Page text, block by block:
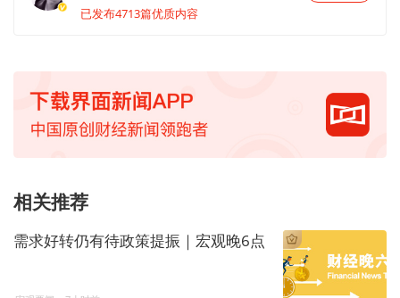
已发布4713篇优质内容
相关推荐
需求好转仍有待政策提振｜宏观晚6点